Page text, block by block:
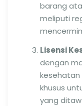
barang
meliputi
Lisensi
dengan
kesehatan
khusus
yang